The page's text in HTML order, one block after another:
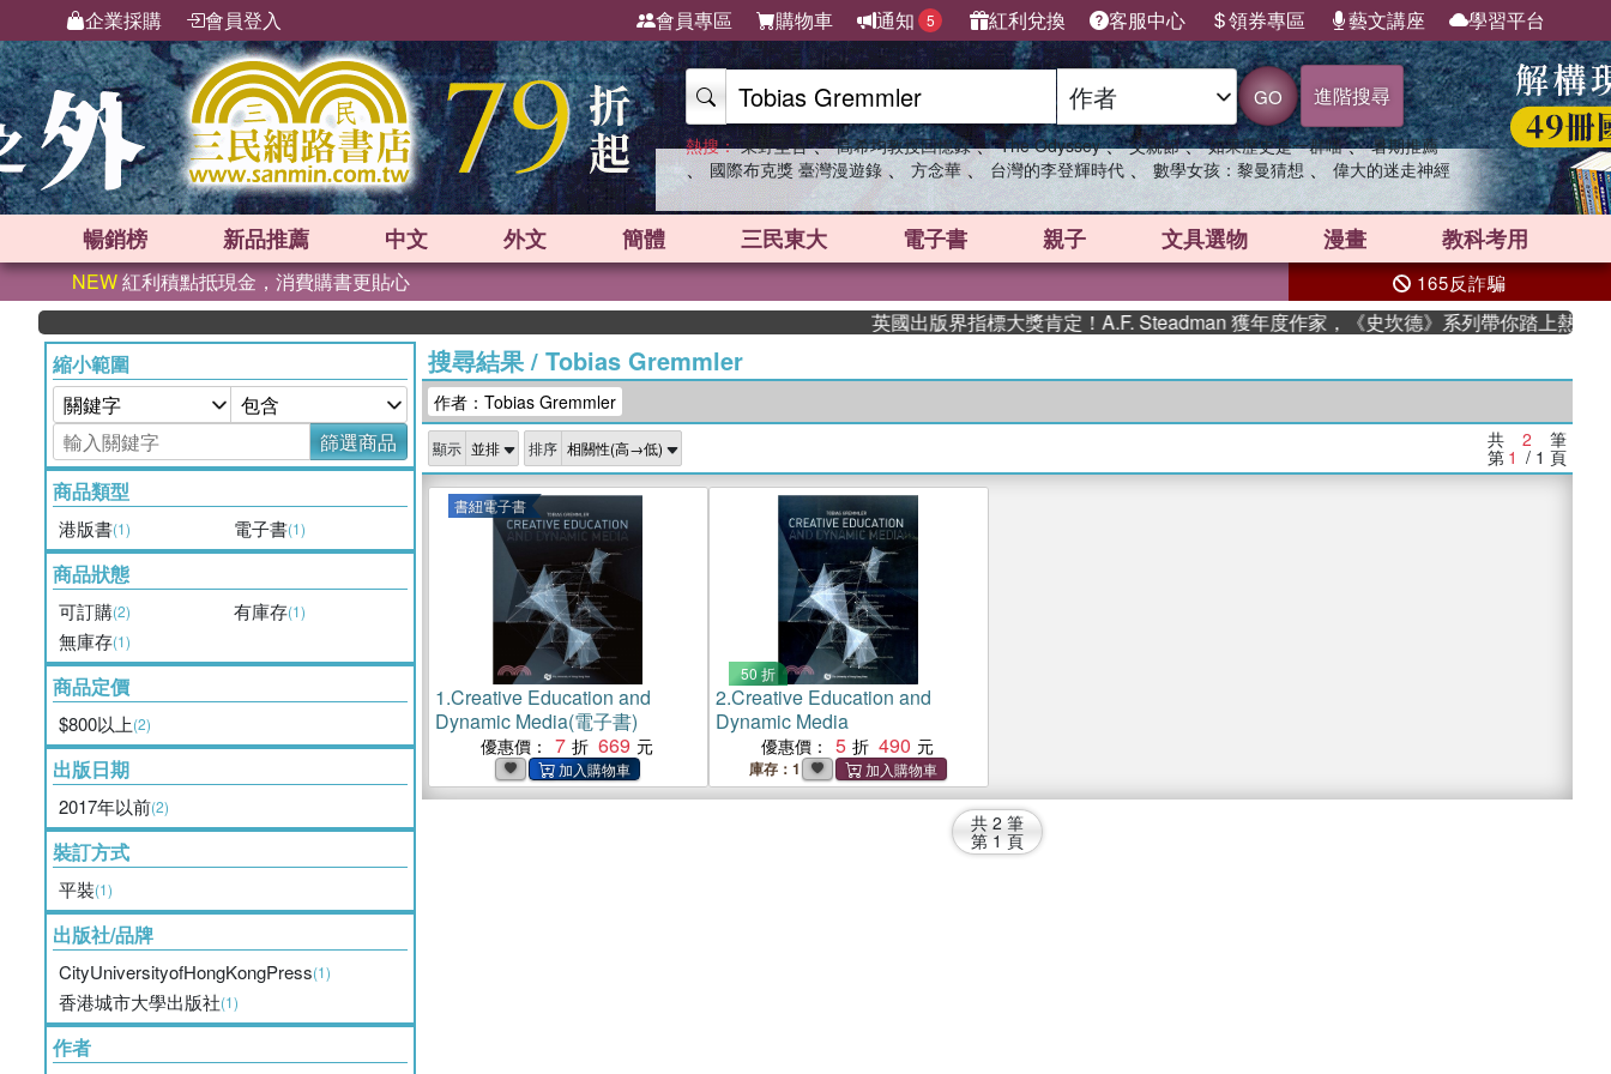
企業採購 會員登入 會員專區 購物車 通知 5 紅利兌換 客服中心 領券專區 藝文講座 學習平台
GO 進階搜尋
熱搜： 東野圭吾 、 高希均教授回憶錄 、 The Odyssey 、 父親節 、 如果歷史是一群喵 、 暑期推薦
、 國際布克獎 臺灣漫遊錄 、 方念華 、 台灣的李登輝時代 、 數學女孩：黎曼猜想 、 偉大的迷走神經
暢銷榜 新品推薦 中文 外文 簡體 三民東大 電子書 親子 文具選物 漫畫 教科考用
NEW紅利積點抵現金，消費購書更貼心 165反詐騙
英國出版界指標大獎肯定！A.F. Steadman 獲年度作家，《史坎德》系列帶你踏上熱血奇幻
縮小範圍
篩選商品
商品類型
港版書(1) 電子書(1)
商品狀態
可訂購(2) 有庫存(1)
無庫存(1)
商品定價
$800以上(2)
出版日期
2017年以前(2)
裝訂方式
平裝(1)
出版社/品牌
CityUniversityofHongKongPress(1)
香港城市大學出版社(1)
作者
搜尋結果/ Tobias Gremmler
作者：Tobias Gremmler
顯示 排序 共 2 筆
第 1 / 1 頁
書紐電子書
1.Creative Education and
Dynamic Media(電子書)
優惠價： 7 669
50 折
2.Creative Education and
Dynamic Media
優惠價： 5 490
庫存：1
共 2 筆
第 1 頁